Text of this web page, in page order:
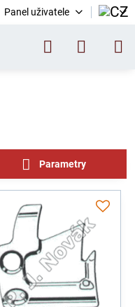
Panel uživatele
Parametry